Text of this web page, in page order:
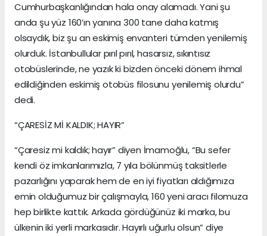
Cumhurbaşkanlığından hala onay alamadı. Yani şu
anda şu yüz 160’ın yanına 300 tane daha katmış
olsaydık, biz şu an eskimiş envanteri tümden yenilemiş
olurduk. İstanbullular pırıl pırıl, hasarsız, sıkıntısız
otobüslerinde, ne yazık ki bizden önceki dönem ihmal
edildiğinden eskimiş otobüs filosunu yenilemiş olurdu”
dedi.
“ÇARESİZ Mİ KALDIK; HAYIR”
“Çaresiz mi kaldık; hayır” diyen İmamoğlu, “Bu sefer
kendi öz imkanlarımızla, 7 yıla bölünmüş taksitlerle
pazarlığını yaparak hem de en iyi fiyatları aldığımıza
emin olduğumuz bir çalışmayla, 160 yeni aracı filomuza
hep birlikte kattık. Arkada gördüğünüz iki marka, bu
ülkenin iki yerli markasıdır. Hayırlı uğurlu olsun” diye